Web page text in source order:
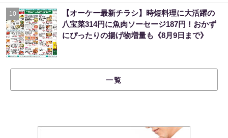
10
【オーケー最新チラシ】時短料理に大活躍の
八宝菜314円に魚肉ソーセージ187円！おかず
にぴったりの揚げ物増量も《8月9日まで》
一覧